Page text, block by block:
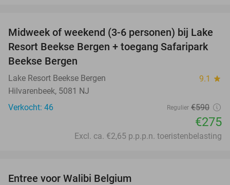
53%
Midweek of weekend (3-6 personen) bij Lake
Resort Beekse Bergen + toegang Safaripark
Beekse Bergen
Lake Resort Beekse Bergen 9.1 star
Hilvarenbeek, 5081 NJ
Verkocht: 46
Regulier €590
€275
Excl. ca. €2,65 p.p.p.n. toeristenbelasting
Entree voor Walibi Belgium